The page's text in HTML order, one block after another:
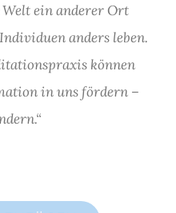
ein anderer Ort
anders leben.
können
in uns fördern –